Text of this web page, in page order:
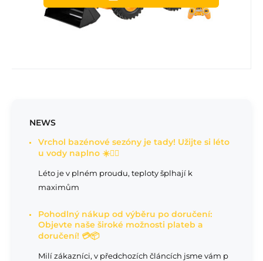
NEWS
Vrchol bazénové sezóny je tady! Užijte si léto
u vody naplno ☀️🏊‍♂️
Léto je v plném proudu, teploty šplhají k
maximům
Pohodlný nákup od výběru po doručení:
Objevte naše široké možnosti plateb a
doručení! 💳📦
Milí zákazníci, v předchozích článcích jsme vám p